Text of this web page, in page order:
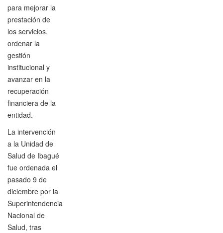
para mejorar la
prestación de
los servicios,
ordenar la
gestión
institucional y
avanzar en la
recuperación
financiera de la
entidad.
La intervención
a la Unidad de
Salud de Ibagué
fue ordenada el
pasado 9 de
diciembre por la
Superintendencia
Nacional de
Salud, tras